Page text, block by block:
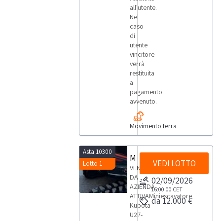
all'utente.
Nel
caso
di
utente
vincitore
verrà
restituita
a
pagamento
avvenuto.
Movimento terra
Asta 10300
Lotto 1
VENDITA
DA
AZIENDA
ATTIVAMiniescavatore
Kubota
U27-
VEDI LOTTO
02/09/2026
16:00:00 CET
da 12.000 €